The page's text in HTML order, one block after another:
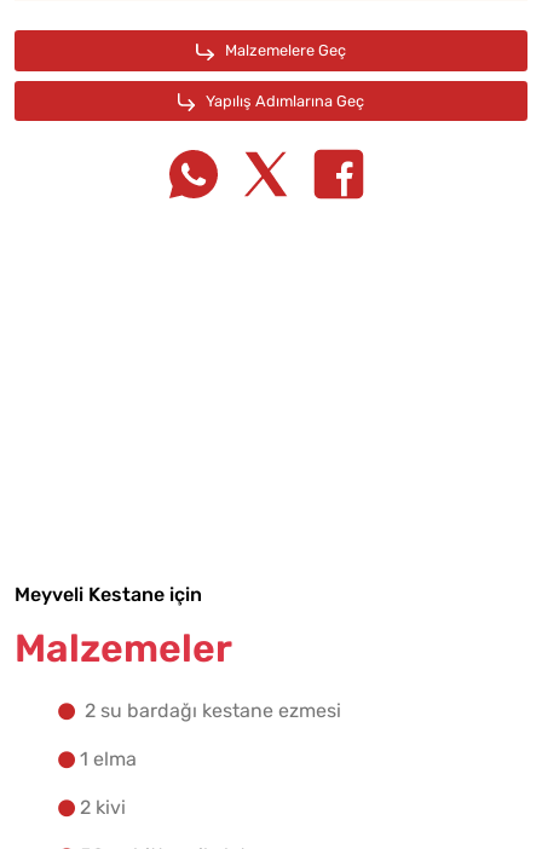
Meyveli Kestane için
Malzemeler
2 su bardağı kestane ezmesi
1 elma
2 kivi